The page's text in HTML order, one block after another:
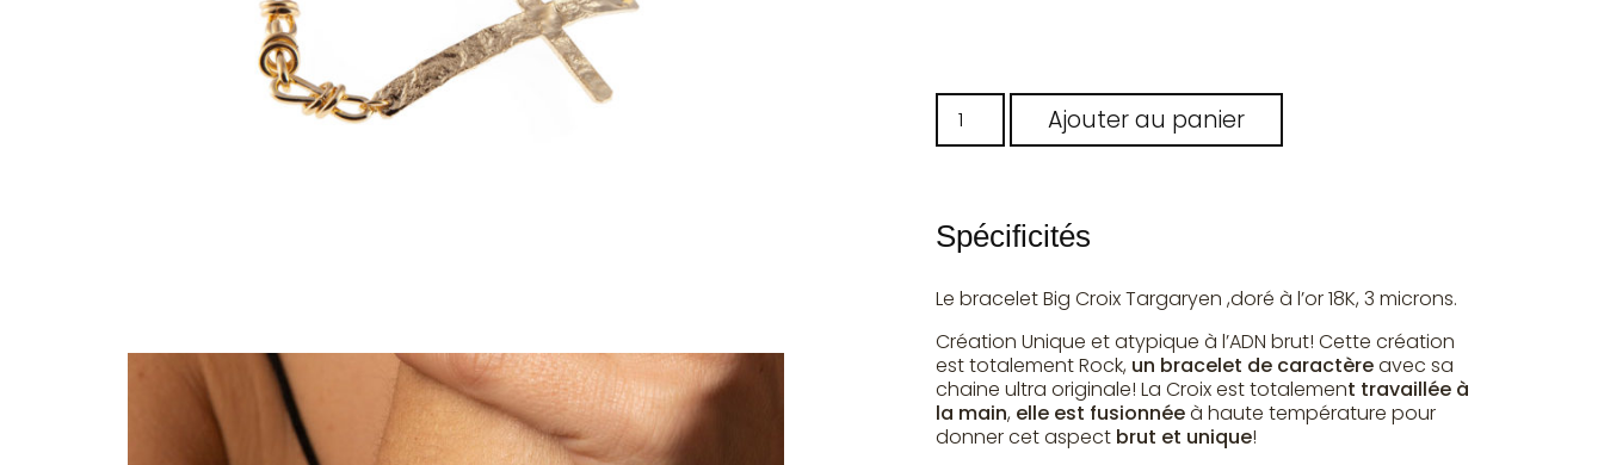
Ajouter au panier
Spécificités
Le bracelet Big Croix Targaryen ,doré à l’or 18K, 3 microns.
Création Unique et atypique à l’ADN brut! Cette création
est totalement Rock, un bracelet de caractèreavec sa
chaine ultra originale! La Croix est totalement travaillée à
la main, elle est fusionnéeà haute température pour
donner cet aspectbrut et unique!